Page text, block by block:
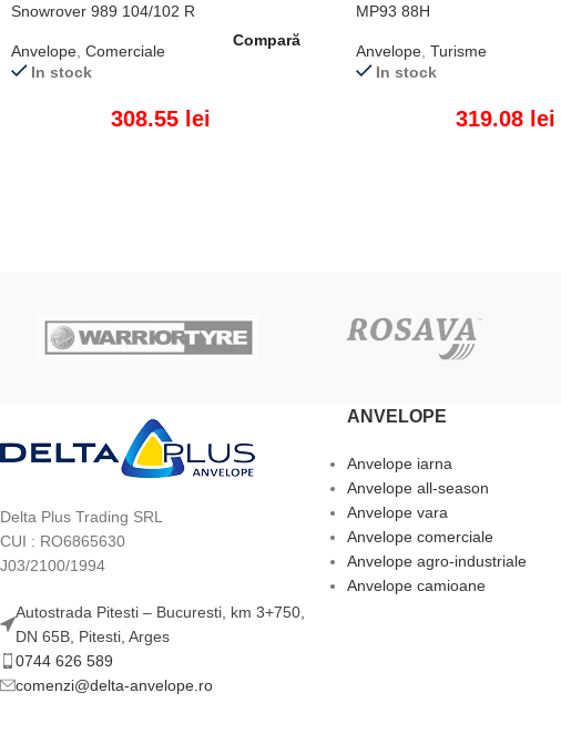
Snowrover 989 104/102 R
Anvelope Comerciale
In stock
308.55 lei
Compară
MP93 88H
Anvelope, Turisme
In stock
319.08 lei
Delta Plus Trading SRL
CUI : RO6865630
J03/2100/1994
Autostrada Pitesti – Bucuresti, km 3+750,
DN 65B, Pitesti, Arges
0744 626 589
comenzi@delta-anvelope.ro
ANVELOPE
Anvelope iarna
Anvelope all-season
Anvelope vara
Anvelope comerciale
Anvelope agro-industriale
Anvelope camioane